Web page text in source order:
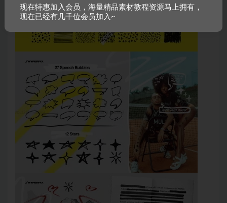
现在特惠加入会员，海量精品素材教程资源马上拥有，
现在已经有几千位会员加入~